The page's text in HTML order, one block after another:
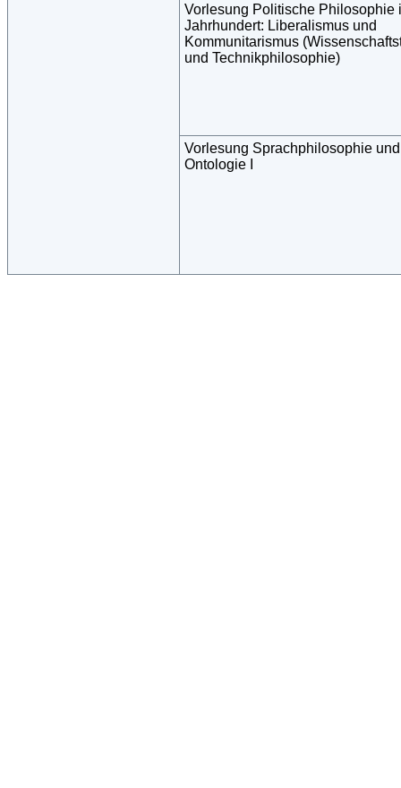
Vorlesung Politische Philosophie
Jahrhundert: Liberalismus und
Kommunitarismus
und Technikphilosophie)
Vorlesung Sprachphilosophie und
Ontologie I